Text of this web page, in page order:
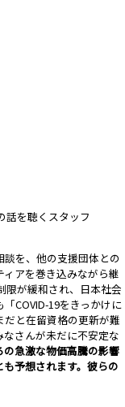
話を聴くスタッフ
を、他の支援団体との
アを巻き込みながら継
限が緩和され、日本社会
COVID-19をきっかけに
と在留資格の更新が難
さんが未だに不安定な
の急激な物価高騰の影響
予想されます。彼らの